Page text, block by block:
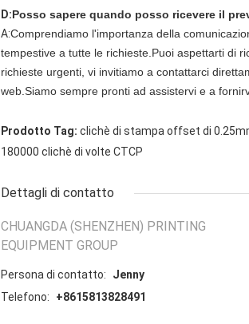
D:Posso sapere quando posso ricevere il
A:Comprendiamo l'importanza della
tempestive a tutte le richieste.Puoi aspettarti di
richieste urgenti, vi invitiamo a contattarci
web.Siamo sempre pronti ad assistervi e a
Prodotto Tag: clichè di stampa offset di
180000 clichè di volte CTCP
Dettagli di contatto
CHUANGDA (SHENZHEN) PRINTING
EQUIPMENT GROUP
Persona di contatto:
Jenny
Telefono:
+8615813828491